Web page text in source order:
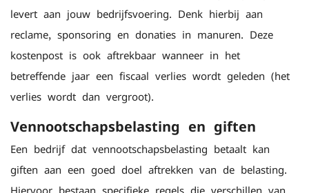
levert aan jouw bedrijfsvoering. Denk hierbij aan
reclame, sponsoring en donaties in manuren. Deze
kostenpost is ook aftrekbaar wanneer in het
betreffende jaar een fiscaal verlies wordt geleden (het
verlies wordt dan vergroot).
Vennootschapsbelasting en giften
Een bedrijf dat vennootschapsbelasting betaalt kan
giften aan een goed doel aftrekken van de belasting.
Hiervoor bestaan specifieke regels die verschillen van